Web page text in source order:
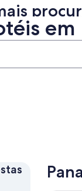
em